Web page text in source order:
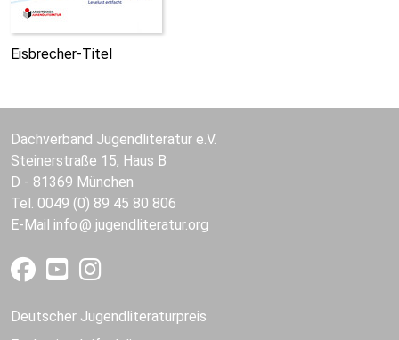
Eisbrecher-Titel
Dachverband Jugendliteratur e.V.
Steinerstraße 15, Haus B
D - 81369 München
Tel. 0049 (0) 89 45 80 806
E-Mail info jugendliteratur.org
Deutscher Jugendliteraturpreis